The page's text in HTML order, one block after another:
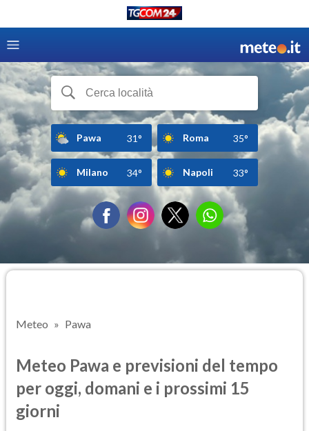
Pawa 31° Roma 35°
Milano 34° Napoli 33°
Meteo Pawa
Meteo Pawa e previsioni del tempo
per oggi, domani e i prossimi 15
giorni